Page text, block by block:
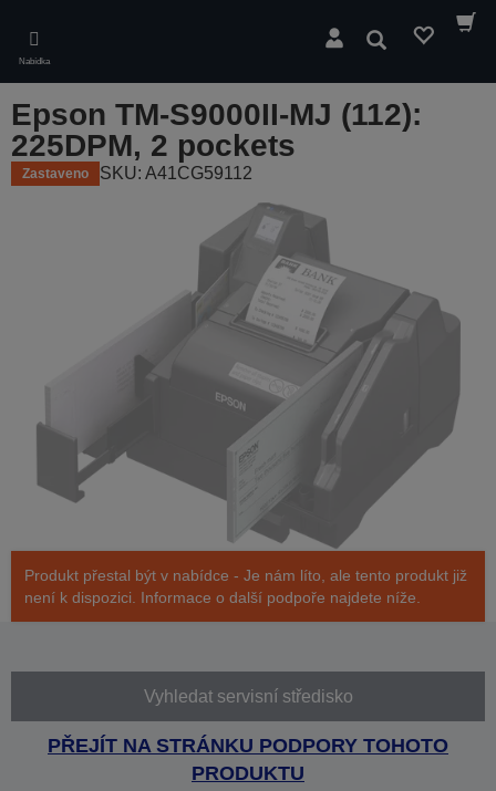
main
content
Nabídka
Hledat
Epson TM-S9000II-MJ (112):
225DPM, 2 pockets
Zastaveno SKU: A41CG59112
Produkt přestal být v nabídce - Je nám líto, ale tento produkt již
není k dispozici. Informace o další podpoře najdete níže.
Vyhledat servisní středisko
PŘEJÍT NA STRÁNKU PODPORY TOHOTO
PRODUKTU